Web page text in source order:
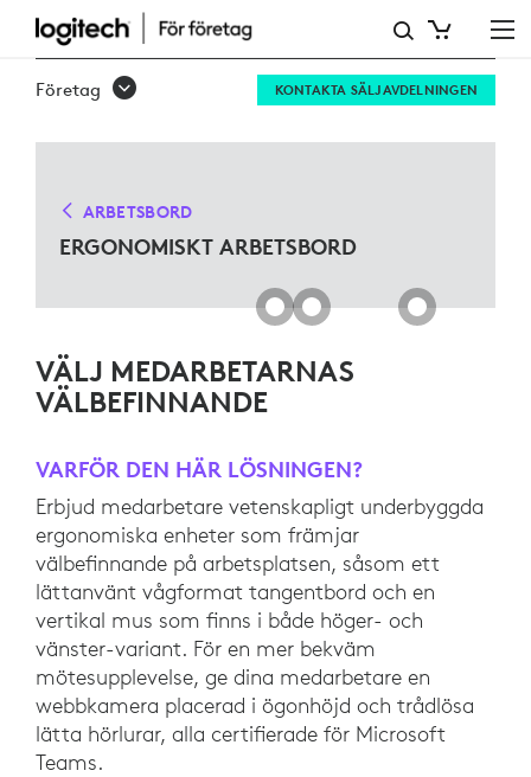
LÖSNINGAR
FÖR
FÖR
MICROSOFT
TEAMS
Företag KONTAKTA SÄLJAVDELNINGEN
ARBETSBORD
ERGONOMISKT ARBETSBORD
VÄLJ MEDARBETARNAS
VÄLBEFINNANDE
VARFÖR DEN HÄR LÖSNINGEN?
Erbjud medarbetare vetenskapligt underbyggda
ergonomiska enheter som främjar
välbefinnande på arbetsplatsen, såsom ett
lättanvänt vågformat tangentbord och en
vertikal mus som finns i både höger- och
vänster-variant. För en mer bekväm
mötesupplevelse, ge dina medarbetare en
webbkamera placerad i ögonhöjd och trådlösa
lätta hörlurar, alla certifierade för Microsoft
Teams.